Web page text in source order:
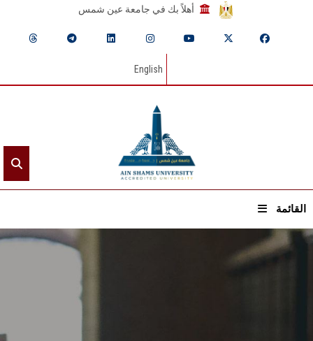
أهلاً بك في جامعة عين شمس
English
القائمة